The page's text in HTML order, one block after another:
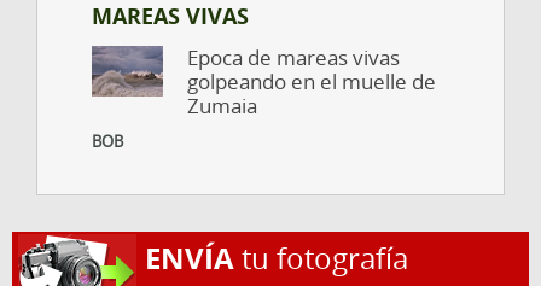
MAREAS VIVAS
Epoca de mareas vivas
golpeando en el muelle de
Zumaia
BOB
ENVÍAtu fotografía